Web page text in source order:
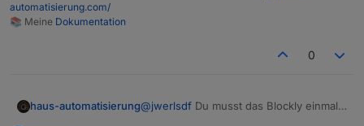
automatisierung.com/
📚 Meine Dokumentation
0
haus-automatisierung@jwerlsdf Du musst das Blockly einmal